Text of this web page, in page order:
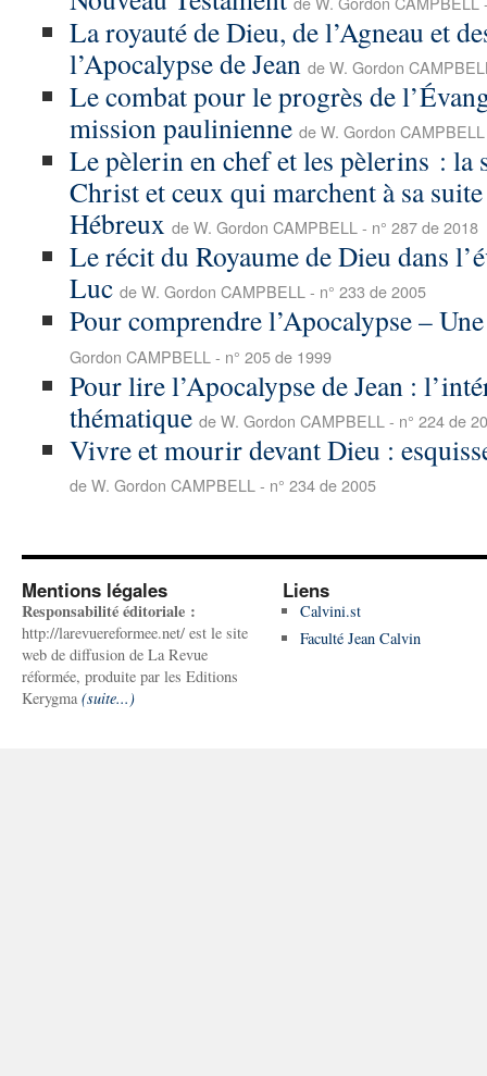
La royauté de Dieu, de l’Agneau et
l’Apocalypse de Jean de W. Gordon
Le combat pour le progrès de
mission paulinienne de W. Gordon
Le pèlerin en chef et les pèlerins : la
Christ et ceux qui marchent à sa
Hébreux de W. Gordon CAMPBELL - n° 287 de 2018
Le récit du Royaume de Dieu dans
Luc de W. Gordon CAMPBELL - n° 233 de 2005
Pour comprendre l’Apocalypse –
Gordon CAMPBELL - n° 205 de 1999
Pour lire l’Apocalypse de Jean :
thématique de W. Gordon CAMPBELL - n° 224 de
Vivre et mourir devant Dieu :
de W. Gordon CAMPBELL - n° 234 de 2005
Mentions légales
Responsabilité éditoriale :
http://larevuereformee.net/ est le site
web de diffusion de La Revue
réformée, produite par les Editions
Kerygma (suite...)
Liens
Calvini.st
Faculté Jean Calvin